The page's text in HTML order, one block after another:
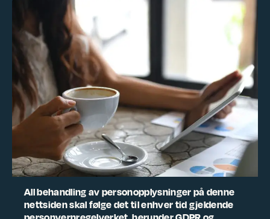
All behandling av personopplysninger på denne
nettsiden skal følge det til enhver tid gjeldende